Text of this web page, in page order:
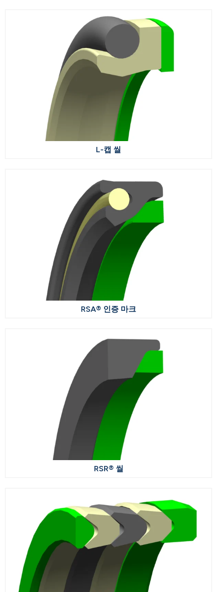
L-캡 씰
RSA® 인증 마크
RSR® 씰